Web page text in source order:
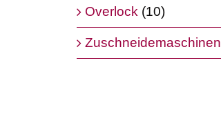
Overlock (10)
Zuschneidemaschinen